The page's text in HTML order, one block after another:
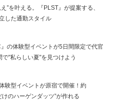
”を叶える。『PLST』が提案する、
した通勤スタイル
』の体験型イベントが5日間限定で代官
"私らしい夏"を見つけよう
験型イベントが原宿で開催！約
のハーゲンダッツ”が作れる